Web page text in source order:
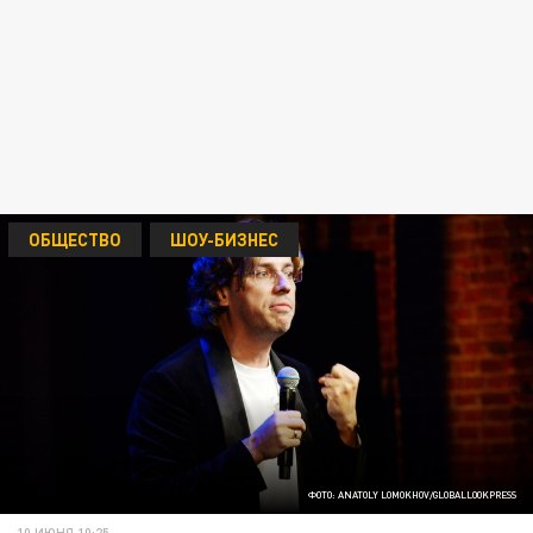
ФОТО: ANATOLY LOMOKHOV/GLOBALLOOKPRESS
ОБЩЕСТВО ШОУ-БИЗНЕС